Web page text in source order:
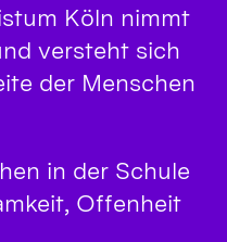
Köln nimmt
versteht sich
der Menschen
in der Schule
Offenheit